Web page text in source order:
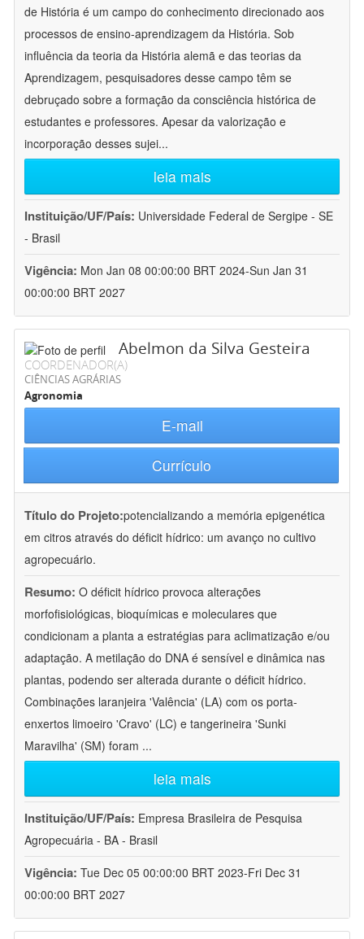
de História é um campo do conhecimento direcionado aos
processos de ensino-aprendizagem da História. Sob
influência da teoria da História alemã e das teorias da
Aprendizagem, pesquisadores desse campo têm se
debruçado sobre a formação da consciência histórica de
estudantes e professores. Apesar da valorização e
incorporação desses sujei...
leia mais
Instituição/UF/País: Universidade Federal de Sergipe - SE
- Brasil
Vigência: Mon Jan 08 00:00:00 BRT 2024-Sun Jan 31
00:00:00 BRT 2027
Abelmon da Silva Gesteira
COORDENADOR(A)
CIÊNCIAS AGRÁRIAS
Agronomia
E-mail
Currículo
Título do Projeto:potencializando a memória epigenética
em citros através do déficit hídrico: um avanço no cultivo
agropecuário.
Resumo: O déficit hídrico provoca alterações
morfofisiológicas, bioquímicas e moleculares que
condicionam a planta a estratégias para aclimatização e/ou
adaptação. A metilação do DNA é sensível e dinâmica nas
plantas, podendo ser alterada durante o déficit hídrico.
Combinações laranjeira 'Valência' (LA) com os porta-
enxertos limoeiro 'Cravo' (LC) e tangerineira 'Sunki
Maravilha' (SM) foram ...
leia mais
Instituição/UF/País: Empresa Brasileira de Pesquisa
Agropecuária - BA - Brasil
Vigência: Tue Dec 05 00:00:00 BRT 2023-Fri Dec 31
00:00:00 BRT 2027